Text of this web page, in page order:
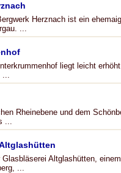
Herznach ist ein
...
liegt leicht
...
Rheinebene und dem
...
Glasbläserei Altglashütten,
...